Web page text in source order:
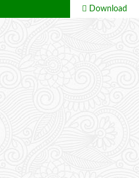
Download